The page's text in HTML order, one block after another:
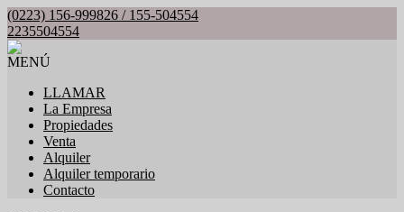
(0223) 156-999826 / 155-504554
2235504554
MENÚ
LLAMAR
La Empresa
Propiedades
Venta
Alquiler
Alquiler temporario
Contacto